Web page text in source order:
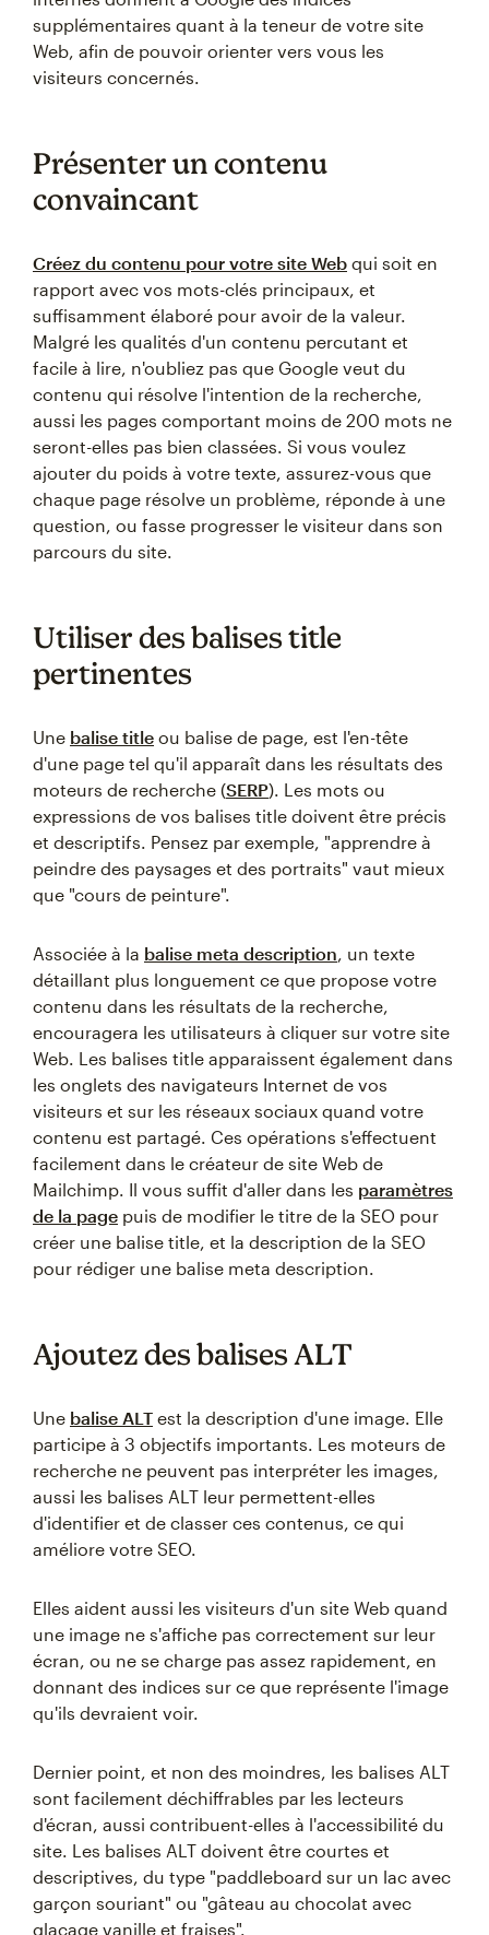
supplémentaires quant à la teneur de votre site
Web, afin de pouvoir orienter vers vous les
visiteurs concernés.
Présenter un contenu
convaincant
Créez du contenu pour votre site Web qui soit en
rapport avec vos mots-clés principaux, et
suffisamment élaboré pour avoir de la valeur.
Malgré les qualités d'un contenu percutant et
facile à lire, n'oubliez pas que Google veut du
contenu qui résolve l'intention de la recherche,
aussi les pages comportant moins de 200 mots ne
seront-elles pas bien classées. Si vous voulez
ajouter du poids à votre texte, assurez-vous que
chaque page résolve un problème, réponde à une
question, ou fasse progresser le visiteur dans son
parcours du site.
Utiliser des balises title
pertinentes
Une balise title ou balise de page, est l'en-tête
d'une page tel qu'il apparaît dans les résultats des
moteurs de recherche (SERP). Les mots ou
expressions de vos balises title doivent être précis
et descriptifs. Pensez par exemple, "apprendre à
peindre des paysages et des portraits" vaut mieux
que "cours de peinture".
Associée à la balise meta description, un texte
détaillant plus longuement ce que propose votre
contenu dans les résultats de la recherche,
encouragera les utilisateurs à cliquer sur votre site
Web. Les balises title apparaissent également dans
les onglets des navigateurs Internet de vos
visiteurs et sur les réseaux sociaux quand votre
contenu est partagé. Ces opérations s'effectuent
facilement dans le créateur de site Web de
Mailchimp. Il vous suffit d'aller dans les paramètres
de la page puis de modifier le titre de la SEO pour
créer une balise title, et la description de la SEO
pour rédiger une balise meta description.
Ajoutez des balises ALT
Une balise ALT est la description d'une image. Elle
participe à 3 objectifs importants. Les moteurs de
recherche ne peuvent pas interpréter les images,
aussi les balises ALT leur permettent-elles
d'identifier et de classer ces contenus, ce qui
améliore votre SEO.
Elles aident aussi les visiteurs d'un site Web quand
une image ne s'affiche pas correctement sur leur
écran, ou ne se charge pas assez rapidement, en
donnant des indices sur ce que représente l'image
qu'ils devraient voir.
Dernier point, et non des moindres, les balises ALT
sont facilement déchiffrables par les lecteurs
d'écran, aussi contribuent-elles à l'accessibilité du
site. Les balises ALT doivent être courtes et
descriptives, du type "paddleboard sur un lac avec
garçon souriant" ou "gâteau au chocolat avec
glaçage vanille et fraises".